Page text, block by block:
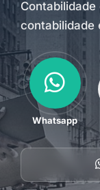
contabilidade
Whatsapp